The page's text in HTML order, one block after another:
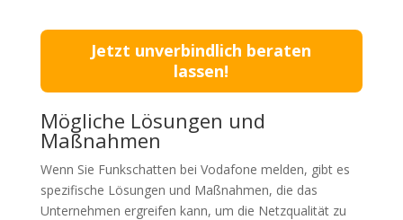
Jetzt unverbindlich beraten
lassen!
Mögliche Lösungen und
Maßnahmen
Wenn Sie Funkschatten bei Vodafone melden, gibt es
spezifische Lösungen und Maßnahmen, die das
Unternehmen ergreifen kann, um die Netzqualität zu